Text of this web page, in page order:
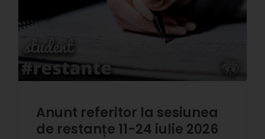
Anunt referitor la sesiunea
de restanțe 11-24 iulie 2026